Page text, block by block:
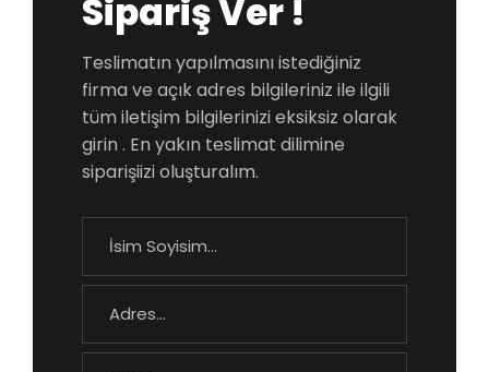
Sipariş Ver !
Teslimatın yapılmasını istediğiniz
firma ve açık adres bilgileriniz ile ilgili
tüm iletişim bilgilerinizi eksiksiz olarak
girin . En yakın teslimat dilimine
siparişiizi oluşturalım.